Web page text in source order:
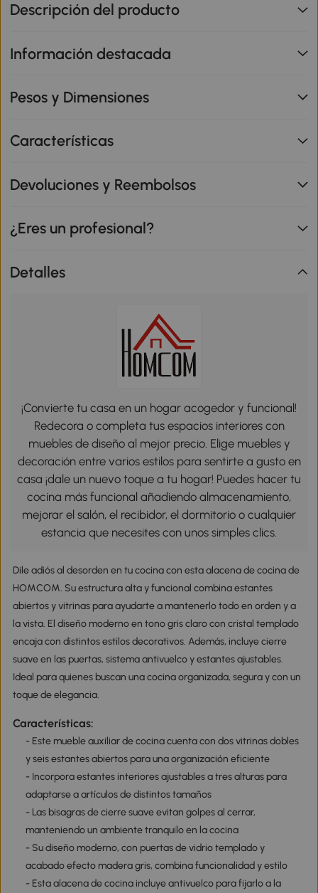
Descripción del producto
Información destacada
Pesos y Dimensiones
Características
Devoluciones y Reembolsos
¿Eres un profesional?
Detalles
¡Convierte tu casa en un hogar acogedor y funcional!
Redecora o completa tus espacios interiores con
muebles de diseño al mejor precio. Elige muebles y
decoración entre varios estilos para sentirte a gusto en
casa ¡dale un nuevo toque a tu hogar! Puedes hacer tu
cocina más funcional añadiendo almacenamiento,
mejorar el salón, el recibidor, el dormitorio o cualquier
estancia que necesites con unos simples clics.
Dile adiós al desorden en tu cocina con esta alacena de cocina de
HOMCOM. Su estructura alta y funcional combina estantes
abiertos y vitrinas para ayudarte a mantenerlo todo en orden y a
la vista. El diseño moderno en tono gris claro con cristal templado
encaja con distintos estilos decorativos. Además, incluye cierre
suave en las puertas, sistema antivuelco y estantes ajustables.
Ideal para quienes buscan una cocina organizada, segura y con un
toque de elegancia.
Características:
- Este mueble auxiliar de cocina cuenta con dos vitrinas dobles
y seis estantes abiertos para una organización eficiente
- Incorpora estantes interiores ajustables a tres alturas para
adaptarse a artículos de distintos tamaños
- Las bisagras de cierre suave evitan golpes al cerrar,
manteniendo un ambiente tranquilo en la cocina
- Su diseño moderno, con puertas de vidrio templado y
acabado efecto madera gris, combina funcionalidad y estilo
- Esta alacena de cocina incluye antivuelco para fijarlo a la